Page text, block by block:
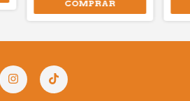
COMPRAR